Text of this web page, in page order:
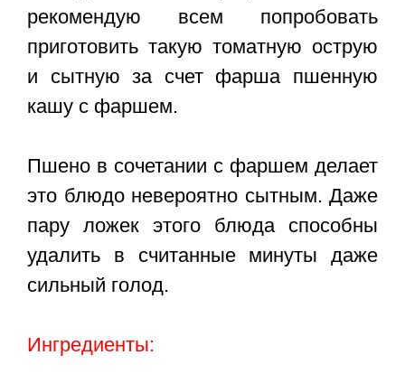
рекомендую всем попробовать
приготовить такую томатную острую
и сытную за счет фарша пшенную
кашу с фаршем.
Пшено в сочетании с фаршем делает
это блюдо невероятно сытным. Даже
пару ложек этого блюда способны
удалить в считанные минуты даже
сильный голод.
Ингредиенты: